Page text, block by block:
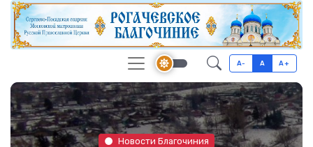
A- A A+
Новости Благочиния